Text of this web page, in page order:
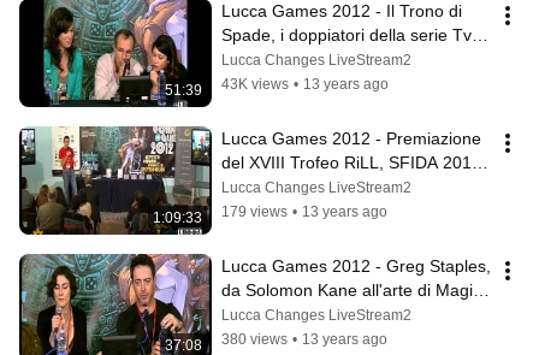
51:39
Lucca Games 2012 - Il Trono di
Spade, i doppiatori della serie Tv si
raccontano
Lucca Changes LiveStream2
43K views • 13 years ago
1:09:33
Lucca Games 2012 - Premiazione
del XVIII Trofeo RiLL, SFIDA 2012
e Un Racconto in Mostra
Lucca Changes LiveStream2
179 views • 13 years ago
37:08
Lucca Games 2012 - Greg Staples,
da Solomon Kane all'arte di Magic
e Judge Dredd
Lucca Changes LiveStream2
380 views • 13 years ago